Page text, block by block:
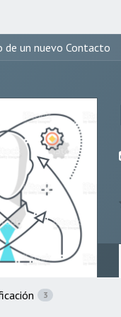
de un nuevo Contacto
3